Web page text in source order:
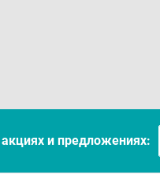
и предложениях: